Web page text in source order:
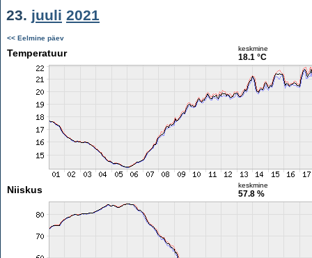
23. juuli 2021
<< Eelmine päev
Temperatuur keskmine
18.1 °C
Niiskus keskmine
57.8 %